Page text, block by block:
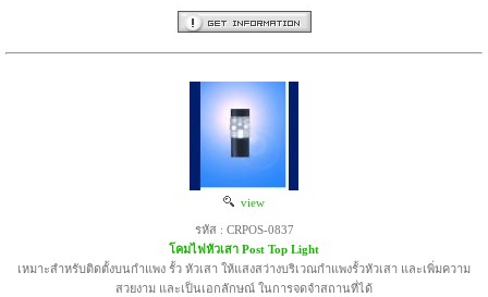
view
รหัส : CRPOS-0837
โคมไฟหัวเสา Post Top Light
เหมาะสำหรับติดตั้งบนกำแพง รั้ว หัวเสา ให้แสงสว่างบริเวณกำแพงรั้วหัวเสา และเพิ่มความ
สวยงาม และเป็นเอกลักษณ์ ในการจดจำสถานที่ได้